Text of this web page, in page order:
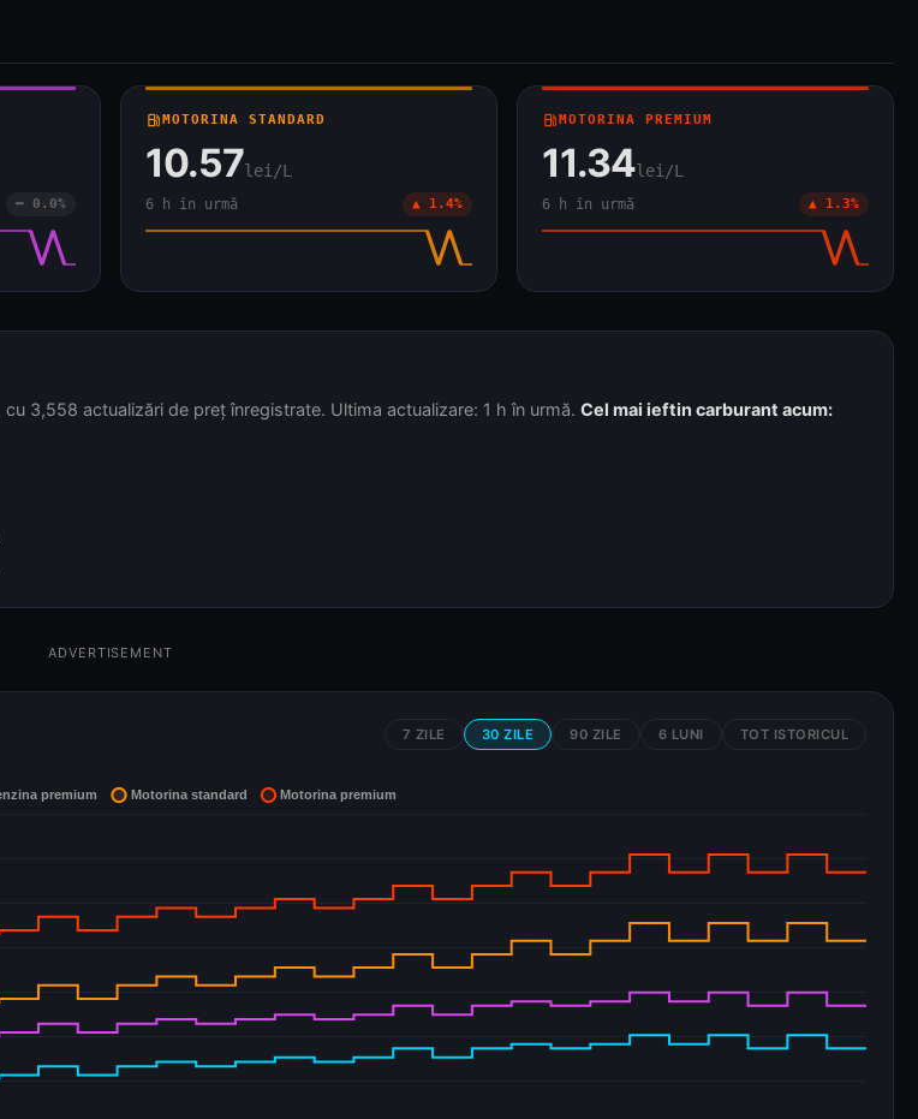
━ 0.0%
local_gas_stationMOTORINA STANDARD
10.57lei/L
6 h în urmă ▲ 1.4%
local_gas_stationMOTORINA PREMIUM
11.34lei/L
6 h în urmă ▲ 1.3%
3,558 actualizări de preț înregistrate. Ultima actualizare: 1 h în urmă. Cel mai ieftin carburant acum:
ADVERTISEMENT
7 ZILE 30 ZILE 90 ZILE 6 LUNI TOT ISTORICUL